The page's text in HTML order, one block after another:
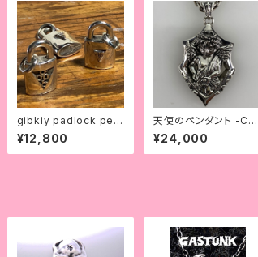
gibkiy padlock pen
dant top
¥12,800
天使のペンダント -CU
M KID-
¥24,000